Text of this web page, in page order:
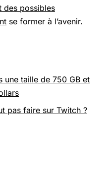
des possibles
se former à l’avenir.
une taille de 750 GB et
pas faire sur Twitch ?